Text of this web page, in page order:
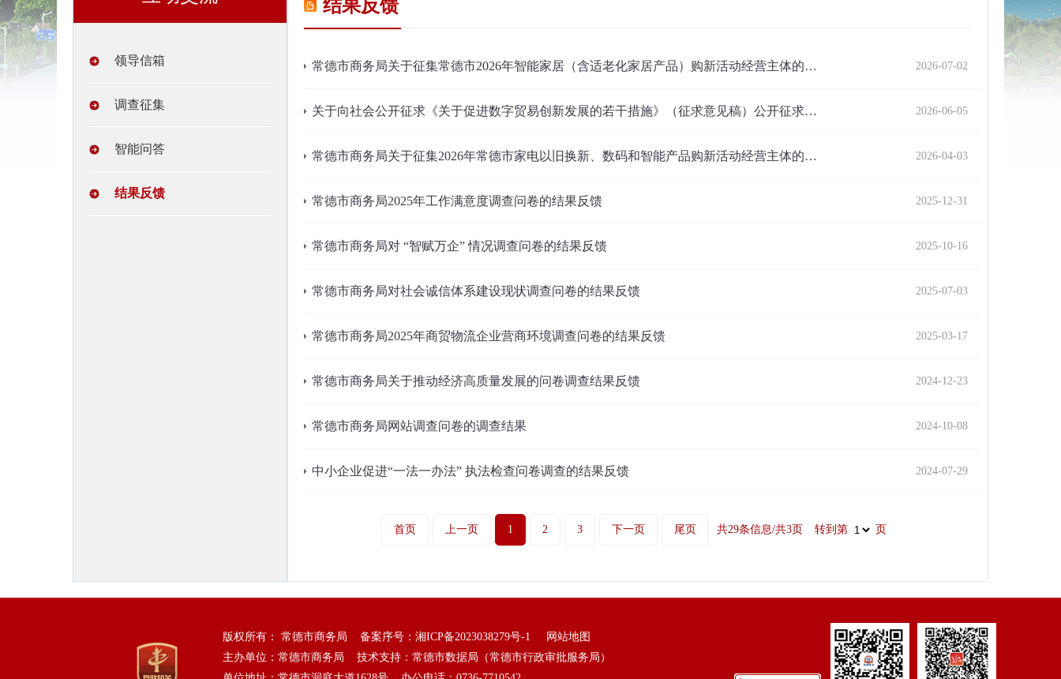
领导信箱
调查征集
智能问答
结果反馈
结果反馈
2026-07-02
常德市商务局关于征集常德市2026年智能家居（含适老化家居产品）购新活动经营主体的…
2026-06-05
关于向社会公开征求《关于促进数字贸易创新发展的若干措施》（征求意见稿）公开征求…
2026-04-03
常德市商务局关于征集2026年常德市家电以旧换新、数码和智能产品购新活动经营主体的…
2025-12-31
常德市商务局2025年工作满意度调查问卷的结果反馈
2025-10-16
常德市商务局对 “智赋万企” 情况调查问卷的结果反馈
2025-07-03
常德市商务局对社会诚信体系建设现状调查问卷的结果反馈
2025-03-17
常德市商务局2025年商贸物流企业营商环境调查问卷的结果反馈
2024-12-23
常德市商务局关于推动经济高质量发展的问卷调查结果反馈
2024-10-08
常德市商务局网站调查问卷的调查结果
2024-07-29
中小企业促进“一法一办法” 执法检查问卷调查的结果反馈
首页 上一页 1 2 3 下一页 尾页 共29条信息/共3页 转到第 页
版权所有： 常德市商务局 备案序号： 湘ICP备2023038279号-1
网站地图
主办单位：常德市商务局 技术支持：常德市数据局（常德市行政审批服务局）